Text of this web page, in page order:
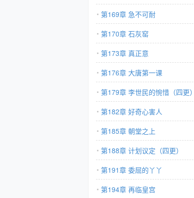
第169章 急不可耐
第170章 石灰窑
第173章 真正意
第176章 大唐第一课
第179章 李世民的惋惜（四更）
第182章 好奇心害人
第185章 朝堂之上
第188章 计划议定（四更）
第191章 委屈的丫丫
第194章 再临皇宫